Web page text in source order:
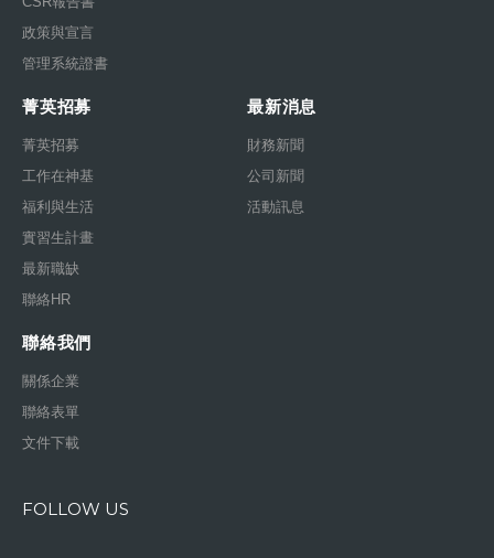
政策與宣言
管理系統證書
菁英招募
菁英招募
工作在神基
福利與生活
實習生計畫
最新職缺
聯絡HR
最新消息
財務新聞
公司新聞
活動訊息
聯絡我們
關係企業
聯絡表單
文件下載
FOLLOW US